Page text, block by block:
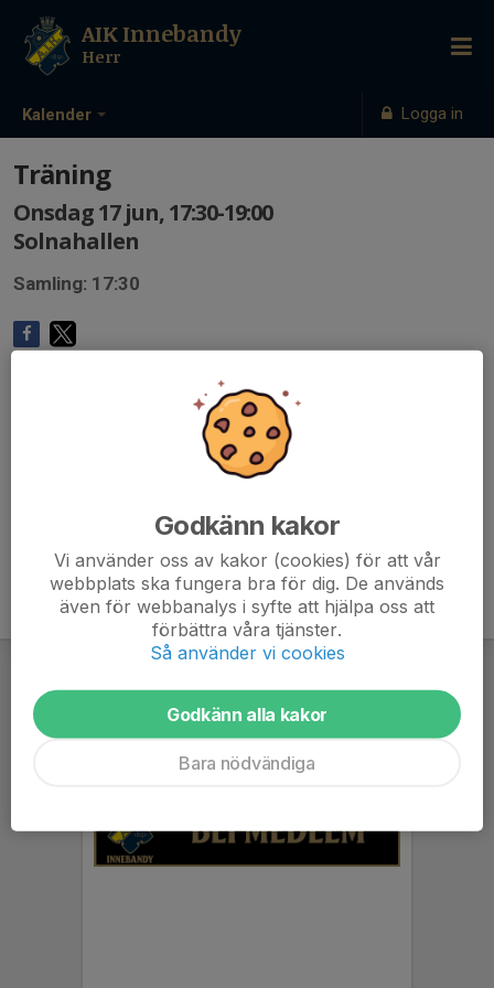
Kalender Logga in
AIK Innebandy
Herr
Träning
Onsdag 17 jun, 17:30-19:00
Solnahallen
Samling: 17:30
Godkänn kakor
Vi använder oss av kakor (cookies) för att vår
webbplats ska fungera bra för dig. De används
även för webbanalys i syfte att hjälpa oss att
förbättra våra tjänster.
Så använder vi cookies
Godkänn alla kakor
Bara nödvändiga